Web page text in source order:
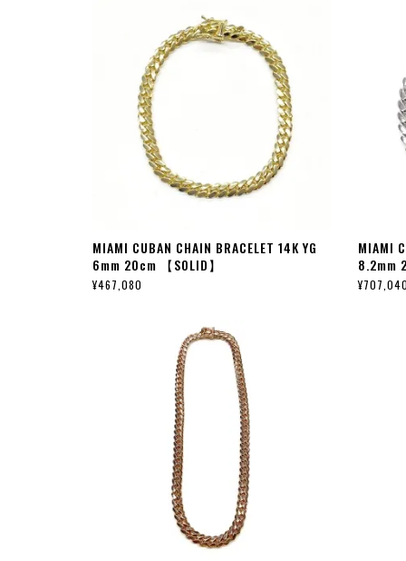
MIAMI CUBAN CHAIN BRACELET 14K YG
6mm 20cm 【SOLID】
¥467,080
MIAMI
8.2mm